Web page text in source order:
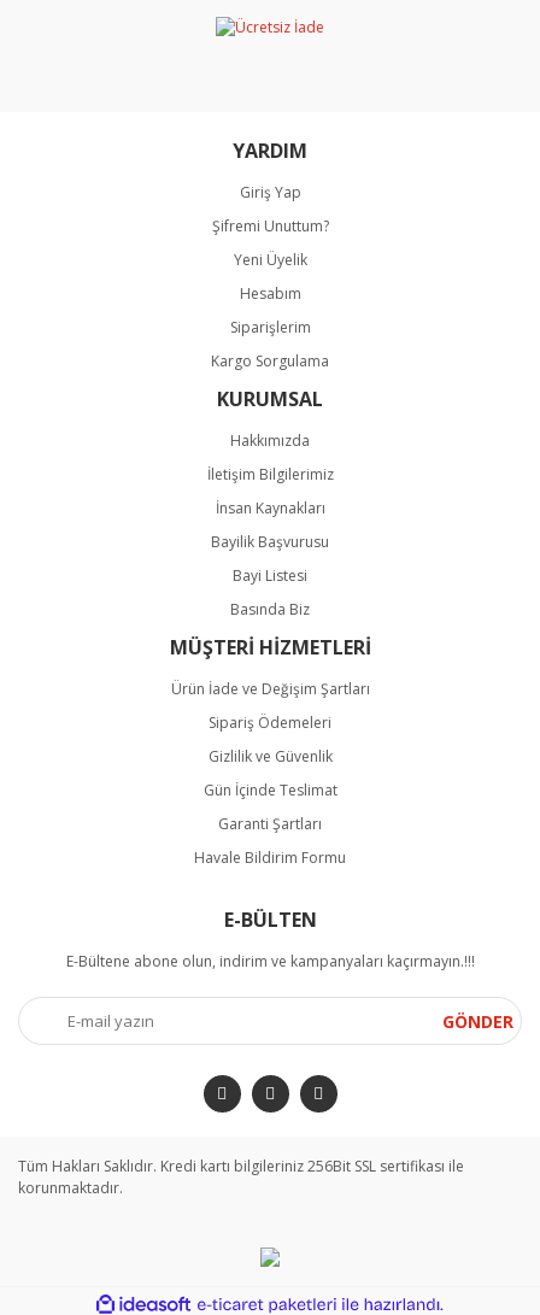
Gönder
YARDIM
Giriş Yap
Şifremi Unuttum?
Yeni Üyelik
Hesabım
Siparişlerim
Kargo Sorgulama
KURUMSAL
Hakkımızda
İletişim Bilgilerimiz
İnsan Kaynakları
Bayilik Başvurusu
Bayi Listesi
Basında Biz
MÜŞTERİ HİZMETLERİ
Ürün İade ve Değişim Şartları
Sipariş Ödemeleri
Gizlilik ve Güvenlik
Gün İçinde Teslimat
Garanti Şartları
Havale Bildirim Formu
E-BÜLTEN
E-Bültene abone olun, indirim ve kampanyaları kaçırmayın.!!!
GÖNDER
Tüm Hakları Saklıdır. Kredi kartı bilgileriniz 256Bit SSL sertifikası ile
korunmaktadır.
ideasoft e-